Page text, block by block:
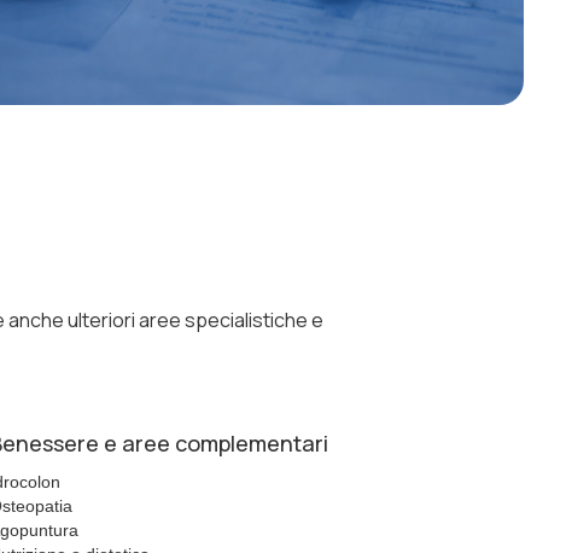
ulteriori aree specialistiche e
e aree complementari